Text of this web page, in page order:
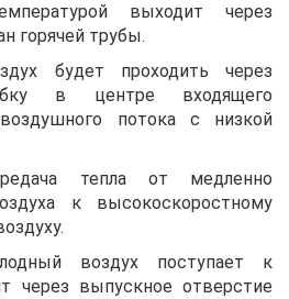
выходит через
горячей трубы.
будет проходить через
в центре входящего
потока с низкой
тепла от медленно
к высокоскоростному
воздух поступает к
через выпускное отверстие